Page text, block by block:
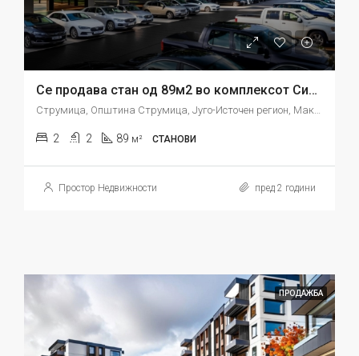
Се продава стан од 89м2 во комплексот Сити Центар Струмица
Струмица, Општина Струмица, Југо-Источен регион, Македонија
2 2 89 м² СТАНОВИ
Простор Недвижности пред 2 години
ПРОДАЖБА